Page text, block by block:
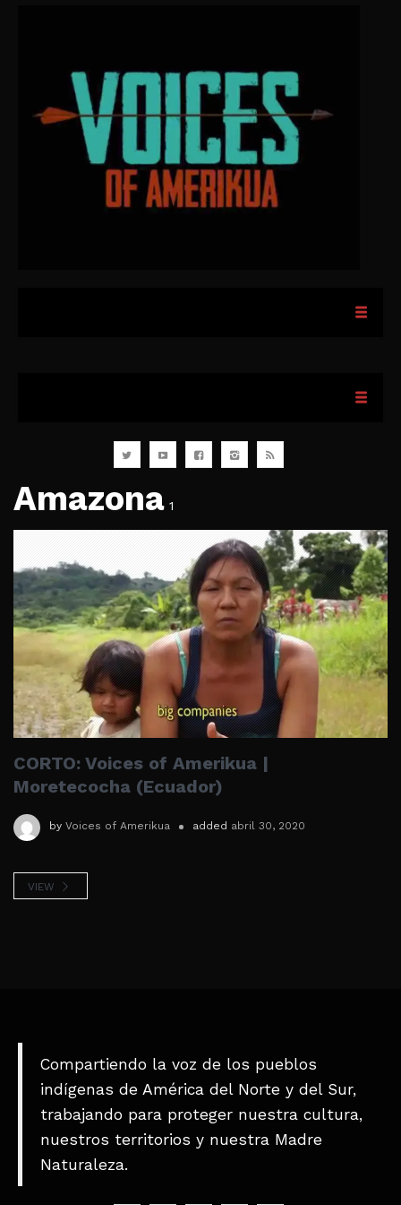
Amazona 1
CORTO: Voices of Amerikua |
Moretecocha (Ecuador)
by Voices of Amerikua added abril 30, 2020
VIEW
Compartiendo la voz de los pueblos
indígenas de América del Norte y del Sur,
trabajando para proteger nuestra cultura,
nuestros territorios y nuestra Madre
Naturaleza.